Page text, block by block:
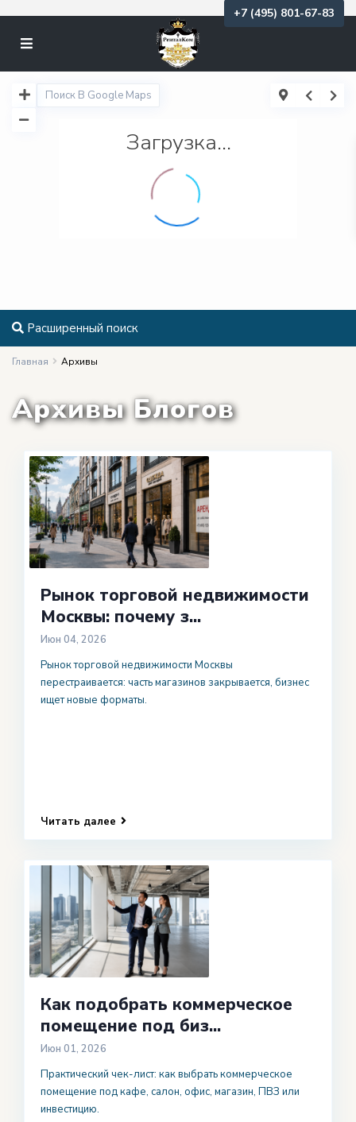
+7 (495) 801-67-83
Загрузка...
Расширенный поиск
Главная Архивы
Архивы Блогов
Рынок торговой недвижимости
Москвы: почему з...
Июн 04, 2026
Рынок торговой недвижимости Москвы
перестраивается: часть магазинов закрывается, бизнес
ищет новые форматы.
Читать далее
Как подобрать коммерческое
помещение под биз...
Июн 01, 2026
Практический чек-лист: как выбрать коммерческое
помещение под кафе, салон, офис, магазин, ПВЗ или
инвестицию.